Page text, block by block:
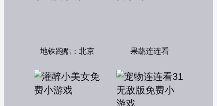
地铁跑酷：北京 果蔬连连看